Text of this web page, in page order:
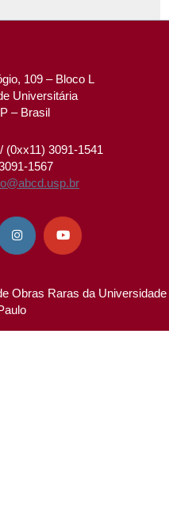
109 – Bloco L
Universitária
– Brasil
(0xx11) 3091-1541
1567
 
Obras Raras da Universidade